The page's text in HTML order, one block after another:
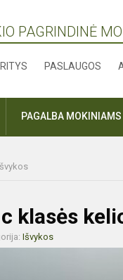
PAGRINDINĖ
PASLAUGOS
PAGALBA MOKINIAMS
klasės
Išvykos